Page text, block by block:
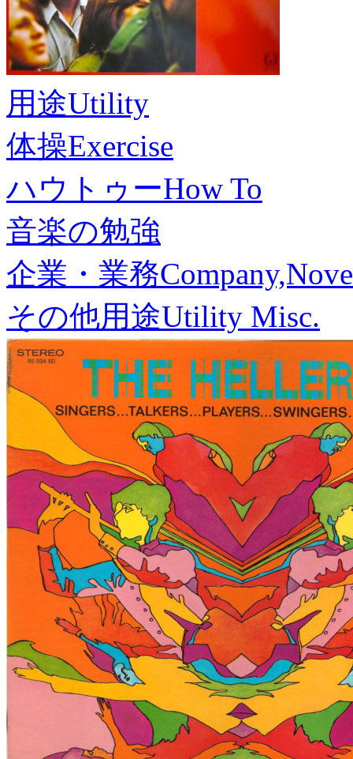
用途Utility
体操Exercise
ハウトゥーHow To
音楽の勉強
企業・業務
その他用途Utility Misc.